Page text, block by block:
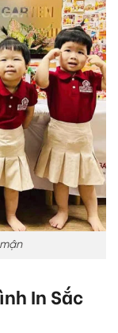
In Sắc